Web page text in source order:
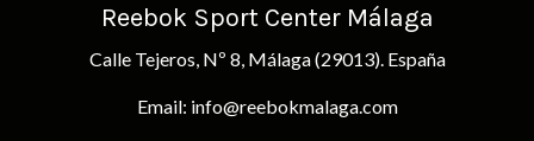
Reebok Sport Center Málaga
Calle Tejeros, Nº 8, Málaga (29013). España
Email: info@reebokmalaga.com